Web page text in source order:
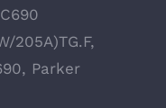
205A)TG.F,
, Parker